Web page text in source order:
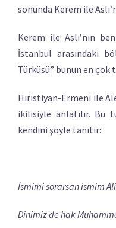
sonunda Kerem ile
Kerem ile Aslı’nın
İstanbul arasındaki
Türküsü” bunun en çok
Hıristiyan-Ermeni ile
ikilisiyle anlatılır. Bu
kendini şöyle tanıtır:
İsmimi sorarsan ismim
Dinimiz de hak